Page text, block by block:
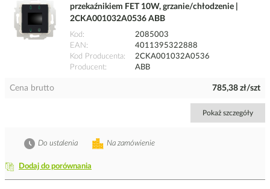
przekaźnikiem FET 10W, grzanie/chłodzenie |
2CKA001032A0536 ABB
Kod
2085003
EAN
4011395322888
Kod Producenta
2CKA001032A0536
Producent
ABB
Cena brutto 785,38 zł/szt
Pokaż szczegóły
Dodaj do porównania
Na zamówienie
Do ustalenia